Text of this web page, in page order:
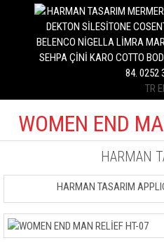
İNTERİOR
OUTDOOR
KİTCHEN
POOR
MARBLE SLAB
COFFE TABLE
DRESUAR
STONE BENCH
TR
WOMEN END
HARMAN
HARMAN TASARIM